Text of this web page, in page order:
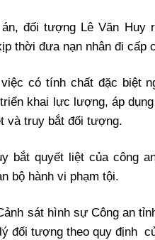
đối tượng Lê Văn
thời đưa nạn nhân đi cấp
có tính chất đặc biệt
khai lực lượng, áp
và truy bắt đối tượng.
bắt quyết liệt của công
bộ hành vi phạm tội.
sát hình sự Công an
đối tượng theo quy định